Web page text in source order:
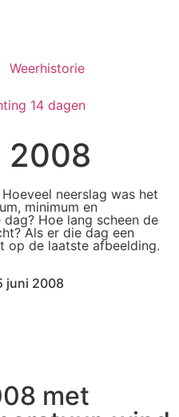
Weerhistorie
14 dagen
2008
neerslag was het
minimum en
Hoe lang scheen de
Als er die dag een
op de laatste afbeelding.
juni 2008
met